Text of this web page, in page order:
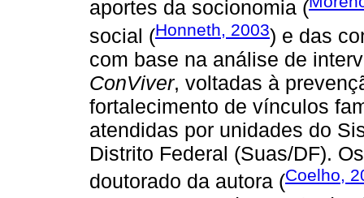
aportes da socionomia (
social (Honneth, 2003) e das
com base na análise de
ConViver, voltadas à
fortalecimento de vínculos
atendidas por unidades do
Distrito Federal (Suas/DF).
doutorado da autora (Coelho,